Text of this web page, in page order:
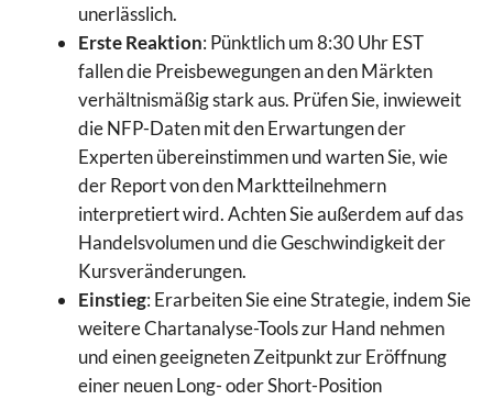
unerlässlich.
Erste Reaktion: Pünktlich um 8:30 Uhr EST
fallen die Preisbewegungen an den Märkten
verhältnismäßig stark aus. Prüfen Sie, inwieweit
die NFP-Daten mit den Erwartungen der
Experten übereinstimmen und warten Sie, wie
der Report von den Marktteilnehmern
interpretiert wird. Achten Sie außerdem auf das
Handelsvolumen und die Geschwindigkeit der
Kursveränderungen.
Einstieg: Erarbeiten Sie eine Strategie, indem Sie
weitere Chartanalyse-Tools zur Hand nehmen
und einen geeigneten Zeitpunkt zur Eröffnung
einer neuen Long- oder Short-Position